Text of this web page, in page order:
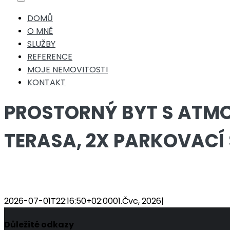
Toggle
Navigation
DOMŮ
O MNĚ
SLUŽBY
REFERENCE
MOJE NEMOVITOSTI
KONTAKT
PROSTORNÝ BYT S
TERASA, 2X PARKOVACÍ
2026-07-01T22:16:50+02:0001.Čvc, 2026|
Důležité odkazy